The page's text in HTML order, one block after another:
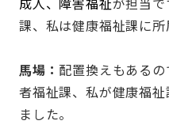
課、私は健康福祉課に所
馬場： 配置換えもある
者福祉課、私が健康福
ました。